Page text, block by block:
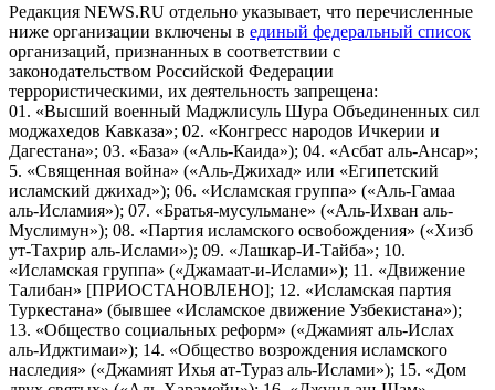
Редакция NEWS.RU отдельно указывает, что перечисленные
ниже организации включены в единый федеральный список
организаций, признанных в соответствии с
законодательством Российской Федерации
террористическими, их деятельность запрещена:
01. «Высший военный Маджлисуль Шура Объединенных сил
моджахедов Кавказа»; 02. «Конгресс народов Ичкерии и
Дагестана»; 03. «База» («Аль-Каида»); 04. «Асбат аль-Ансар»;
5. «Священная война» («Аль-Джихад» или «Египетский
исламский джихад»); 06. «Исламская группа» («Аль-Гамаа
аль-Исламия»); 07. «Братья-мусульмане» («Аль-Ихван аль-
Муслимун»); 08. «Партия исламского освобождения» («Хизб
ут-Тахрир аль-Ислами»); 09. «Лашкар-И-Тайба»; 10.
«Исламская группа» («Джамаат-и-Ислами»); 11. «Движение
Талибан» [ПРИОСТАНОВЛЕНО]; 12. «Исламская партия
Туркестана» (бывшее «Исламское движение Узбекистана»);
13. «Общество социальных реформ» («Джамият аль-Ислах
аль-Иджтимаи»); 14. «Общество возрождения исламского
наследия» («Джамият Ихья ат-Тураз аль-Ислами»); 15. «Дом